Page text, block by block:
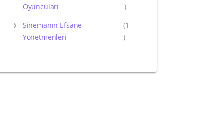
Oyuncuları
)
Sinemanın Efsane
Yönetmenleri
(1
)